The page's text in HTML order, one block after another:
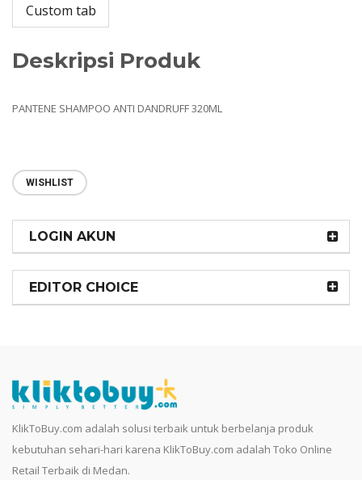
Custom tab
Deskripsi Produk
PANTENE SHAMPOO ANTI DANDRUFF 320ML
WISHLIST
LOGIN AKUN
EDITOR CHOICE
KlikToBuy.com adalah solusi terbaik untuk berbelanja produk
kebutuhan sehari-hari karena KlikToBuy.com adalah Toko Online
Retail Terbaik di Medan.